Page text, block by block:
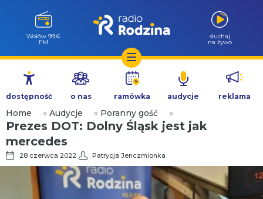
Przejdź
treści
Wołów 99.6
FM
słuchaj
na żywo
dostępność o nas ramówka audycje reklama
Home » Audycje » Poranny gość »
Prezes DOT: Dolny Śląsk jest jak
mercedes
28 czerwca 2022 Patrycja Jenczmionka